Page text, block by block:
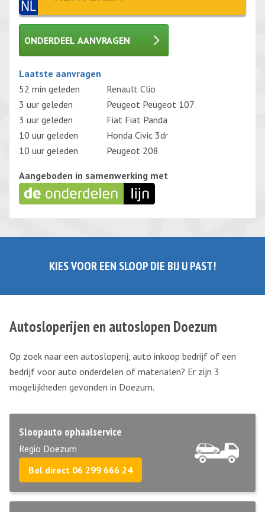
ONDERDEEL AANVRAGEN
Gelieve dit veld leeg te laten.
Laatste aanvragen
52 min geleden
Renault Clio
3 uur geleden
Peugeot Peugeot 107
3 uur geleden
Fiat Fiat Panda
10 uur geleden
Honda Civic 3dr
10 uur geleden
Peugeot 208
Aangeboden in samenwerking met
KIES VOOR EEN SLOOP DIE BIJ U PAST!
Autosloperijen en autoslopen Doezum
Op zoek naar een autosloperij, auto inkoop bedrijf of een
bedrijf voor auto onderdelen of materialen? Er zijn 3
mogelijkheden gevonden in Doezum.
Sloopauto ophaalservice
Regio Doezum
Bel direct 06 299 666 24